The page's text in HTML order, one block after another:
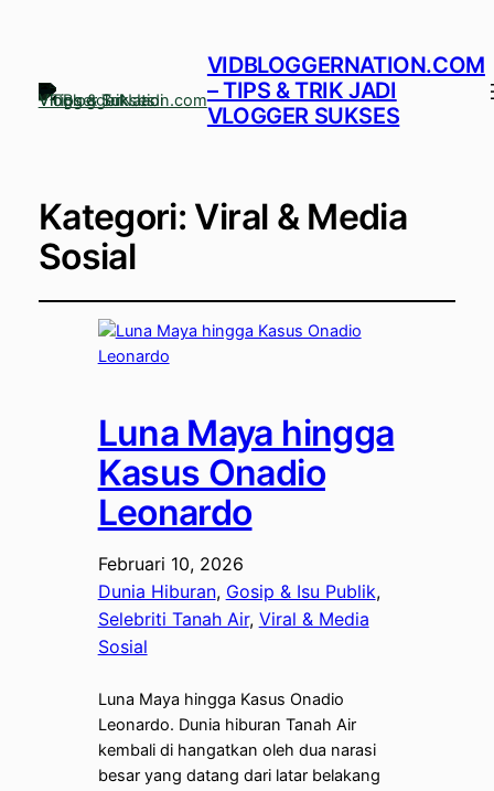
VIDBLOGGERNATION.COM
– TIPS & TRIK JADI
VLOGGER SUKSES
Kategori: Viral & Media
Sosial
Luna Maya hingga
Kasus Onadio
Leonardo
Februari 10, 2026
Dunia Hiburan, Gosip & Isu Publik ,
Selebriti Tanah Air, Viral & Media
Sosial
Luna Maya hingga Kasus Onadio
Leonardo. Dunia hiburan Tanah Air
kembali di hangatkan oleh dua narasi
besar yang datang dari latar belakang